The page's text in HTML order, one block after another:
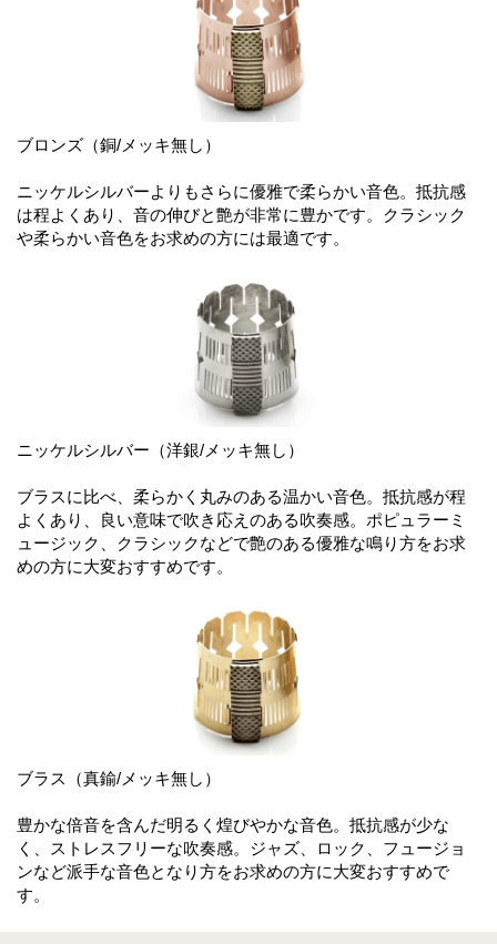
ブロンズ（銅/メッキ無し）
ニッケルシルバーよりもさらに優雅で柔らかい音色。抵抗感
は程よくあり、音の伸びと艶が非常に豊かです。クラシック
や柔らかい音色をお求めの方には最適です。
ニッケルシルバー（洋銀/メッキ無し）
ブラスに比べ、柔らかく丸みのある温かい音色。抵抗感が程
よくあり、良い意味で吹き応えのある吹奏感。ポピュラーミ
ュージック、クラシックなどで艶のある優雅な鳴り方をお求
めの方に大変おすすめです。
ブラス（真鍮/メッキ無し）
豊かな倍音を含んだ明るく煌びやかな音色。抵抗感が少な
く、ストレスフリーな吹奏感。ジャズ、ロック、フュージョ
ンなど派手な音色となり方をお求めの方に大変おすすめで
す。